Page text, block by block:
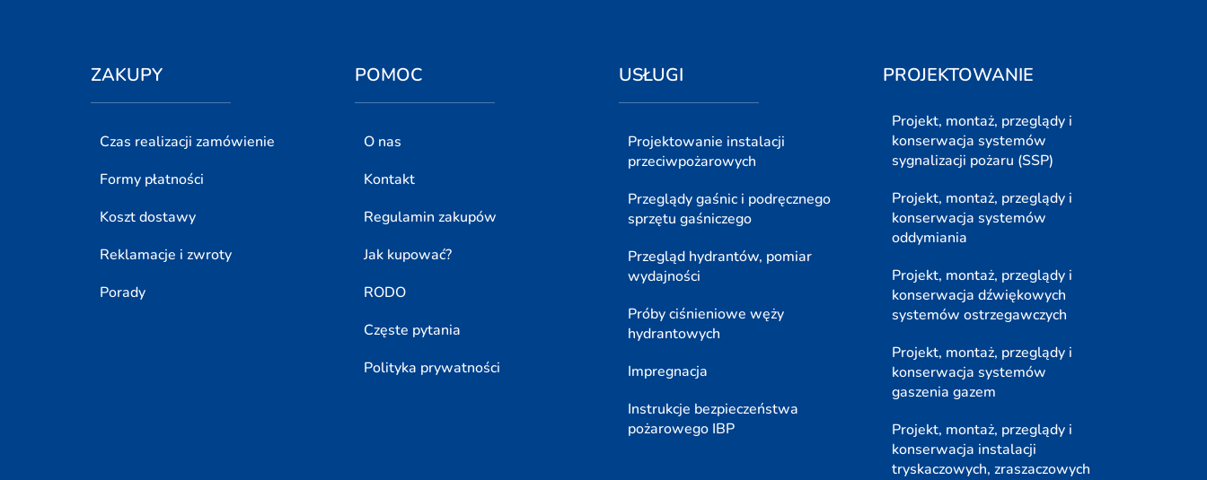
ZAKUPY
Czas realizacji zamówienie
Formy płatności
Koszt dostawy
Reklamacje i zwroty
Porady
POMOC
O nas
Kontakt
Regulamin zakupów
Jak kupować?
RODO
Częste pytania
Polityka prywatności
USŁUGI
Projektowanie instalacji
przeciwpożarowych
Przeglądy gaśnic i podręcznego
sprzętu gaśniczego
Przegląd hydrantów, pomiar
wydajności
Próby ciśnieniowe węży
hydrantowych
Impregnacja
Instrukcje bezpieczeństwa
pożarowego IBP
PROJEKTOWANIE
Projekt, montaż, przeglądy i
konserwacja systemów
sygnalizacji pożaru (SSP)
Projekt, montaż, przeglądy i
konserwacja systemów
oddymiania
Projekt, montaż, przeglądy i
konserwacja dźwiękowych
systemów ostrzegawczych
Projekt, montaż, przeglądy i
konserwacja systemów
gaszenia gazem
Projekt, montaż, przeglądy i
konserwacja instalacji
tryskaczowych, zraszaczowych